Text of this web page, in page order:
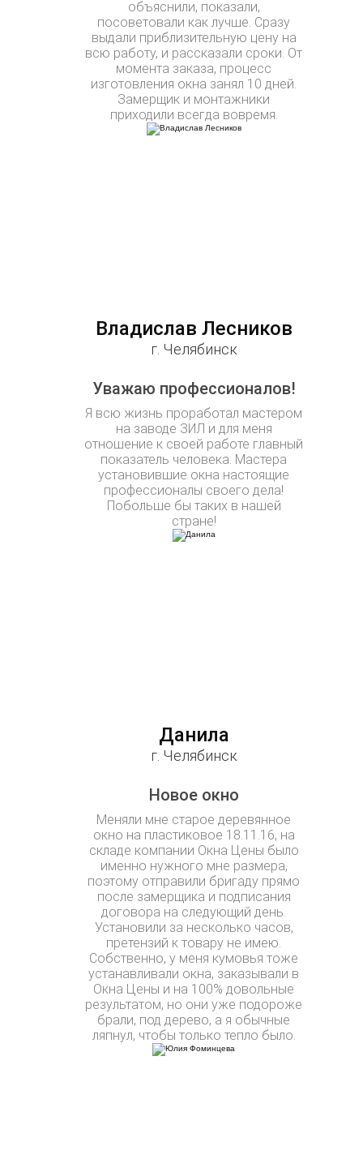
объяснили, показали,
посоветовали как лучше. Сразу
выдали приблизительную цену на
всю работу, и рассказали сроки. От
момента заказа, процесс
изготовления окна занял 10 дней.
Замерщик и монтажники
приходили всегда вовремя.
Владислав Лесников
г. Челябинск
Уважаю профессионалов!
Я всю жизнь проработал мастером
на заводе ЗИЛ и для меня
отношение к своей работе главный
показатель человека. Мастера
установившие окна настоящие
профессионалы своего дела!
Побольше бы таких в нашей
стране!
Данила
г. Челябинск
Новое окно
Меняли мне старое деревянное
окно на пластиковое 18.11.16, на
складе компании Окна Цены было
именно нужного мне размера,
поэтому отправили бригаду прямо
после замерщика и подписания
договора на следующий день.
Установили за несколько часов,
претензий к товару не имею.
Собственно, у меня кумовья тоже
устанавливали окна, заказывали в
Окна Цены и на 100% довольные
результатом, но они уже подороже
брали, под дерево, а я обычные
ляпнул, чтобы только тепло было.